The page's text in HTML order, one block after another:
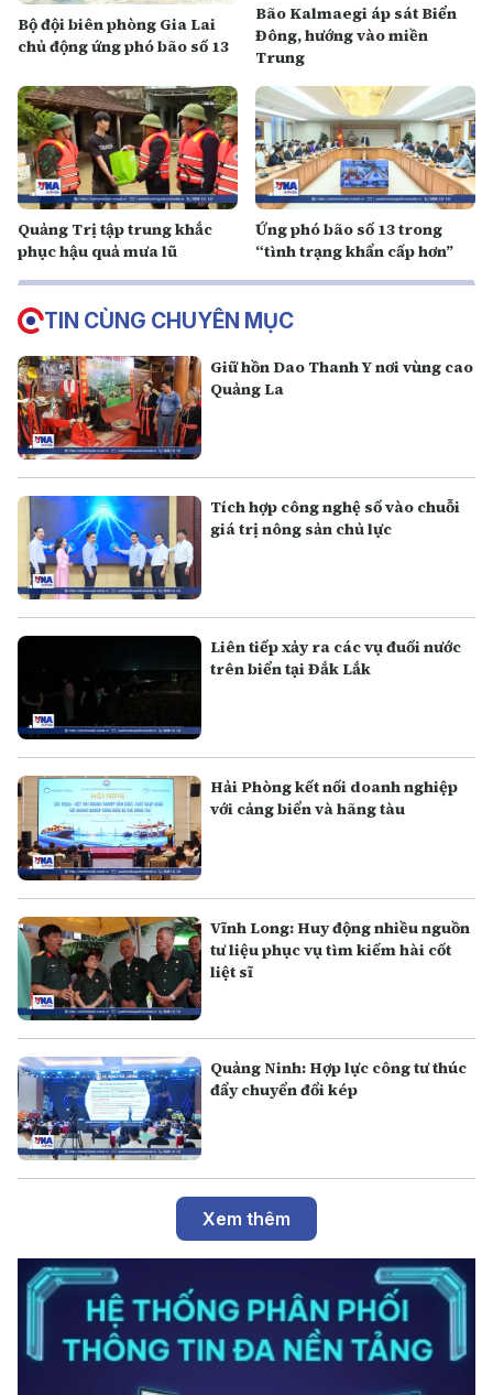
Bộ đội biên phòng Gia Lai
chủ động ứng phó bão số 13
Bão Kalmaegi áp sát Biển
Đông, hướng vào miền
Trung
Quảng Trị tập trung khắc
phục hậu quả mưa lũ
Ứng phó bão số 13 trong
“tình trạng khẩn cấp hơn”
TIN CÙNG CHUYÊN MỤC
Giữ hồn Dao Thanh Y nơi vùng cao
Quảng La
Tích hợp công nghệ số vào chuỗi
giá trị nông sản chủ lực
Liên tiếp xảy ra các vụ đuối nước
trên biển tại Đắk Lắk
Hải Phòng kết nối doanh nghiệp
với cảng biển và hãng tàu
Vĩnh Long: Huy động nhiều nguồn
tư liệu phục vụ tìm kiếm hài cốt
liệt sĩ
Quảng Ninh: Hợp lực công tư thúc
đẩy chuyển đổi kép
Xem thêm